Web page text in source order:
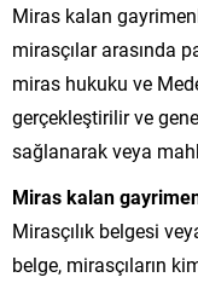
Miras kalan
mirasçılar arasında
miras hukuku ve
gerçekleştirilir ve
sağlanarak veya
Miras kalan
Mirasçılık belgesi
belge, mirasçıların